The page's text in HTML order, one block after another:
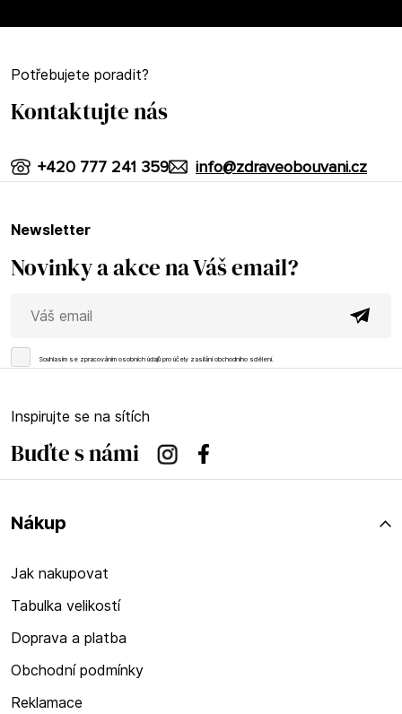
Potřebujete poradit?
Kontaktujte nás
info@zdraveobouvani.cz
+420 777 241 359
newsletter
Novinky a akce na Váš email?
Souhlasím se zpracováním osobních údajů pro účely zasílání obchodního sdělení.
Inspirujte se na sítích
Buďte s námi InstagramFacebook
Nákup
Jak nakupovat
Tabulka velikostí
Doprava a platba
Obchodní podmínky
Reklamace